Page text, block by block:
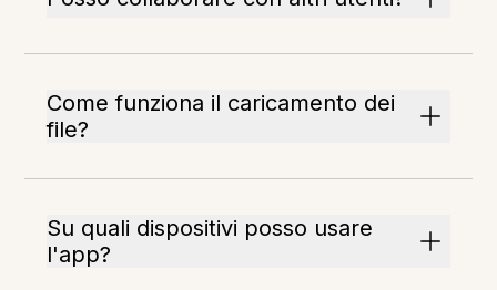
Come funziona il caricamento dei
file?
Su quali dispositivi posso usare
l'app?